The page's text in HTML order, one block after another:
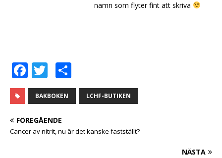
namn som flyter fint att skriva
F
a
c
e
b
T
w
it
te
r
el
a
BAKBOKEN LCHF-BUTIKEN
FÖREGÅENDE
Cancer av nitrit, nu är det kanske fastställt?
NÄSTA